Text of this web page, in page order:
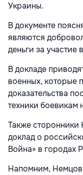
Украины.
В документе
являются
деньги за участие
В докладе
военных, которые
доказательства
техники боевикам
Также сторонники
доклад о
Война» в городах
Напомним, Немцов